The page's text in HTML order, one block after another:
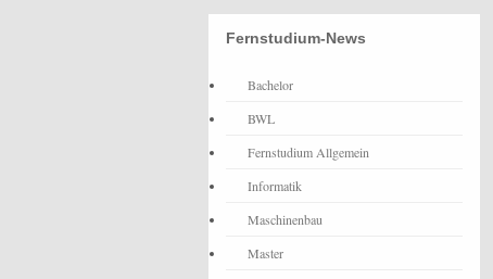
Fernstudium-News
Bachelor
BWL
Fernstudium Allgemein
Informatik
Maschinenbau
Master